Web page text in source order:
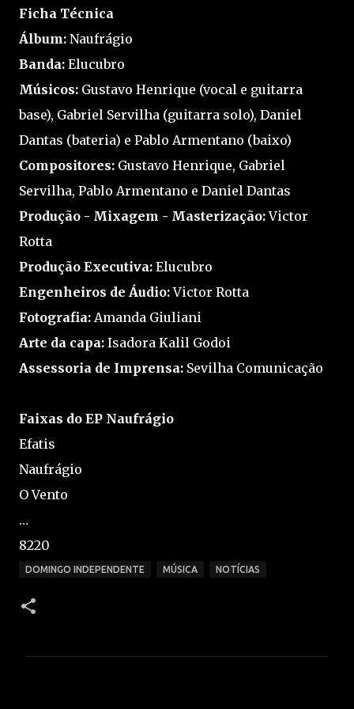
Ficha Técnica
Álbum: Naufrágio
Banda: Elucubro
Músicos: Gustavo Henrique (vocal e guitarra
base), Gabriel Servilha (guitarra solo), Daniel
Dantas (bateria) e Pablo Armentano (baixo)
Compositores: Gustavo Henrique, Gabriel
Servilha, Pablo Armentano e Daniel Dantas
Produção - Mixagem - Masterização:Victor
Rotta
Produção Executiva: Elucubro
Engenheiros de Áudio:Victor Rotta
Fotografia: Amanda Giuliani
Arte da capa: Isadora Kalil Godoi
Assessoria de Imprensa: Sevilha Comunicação
Faixas do EP Naufrágio
Efatis
Naufrágio
O Vento
…
8220
DOMINGO INDEPENDENTE MÚSICA NOTÍCIAS